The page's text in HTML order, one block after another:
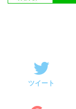
ツイート